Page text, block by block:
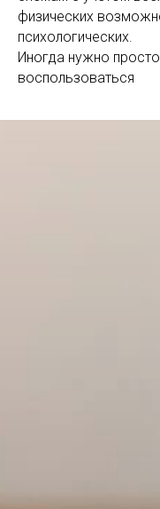
физических
психологических.
Иногда нужно
воспользоваться